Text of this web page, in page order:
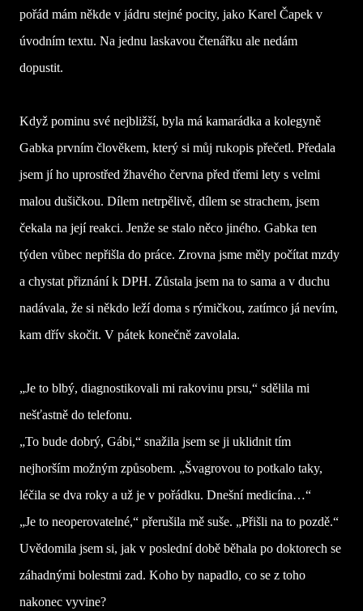
pořád mám někde v jádru stejné pocity, jako Karel Čapek v
úvodním textu. Na jednu laskavou čtenářku ale nedám
dopustit.
Když pominu své nejbližší, byla má kamarádka a kolegyně
Gabka prvním člověkem, který si můj rukopis přečetl. Předala
jsem jí ho uprostřed žhavého června před třemi lety s velmi
malou dušičkou. Dílem netrpělivě, dílem se strachem, jsem
čekala na její reakci. Jenže se stalo něco jiného. Gabka ten
týden vůbec nepřišla do práce. Zrovna jsme měly počítat mzdy
a chystat přiznání k DPH. Zůstala jsem na to sama a v duchu
nadávala, že si někdo leží doma s rýmičkou, zatímco já nevím,
kam dřív skočit. V pátek konečně zavolala.
„Je to blbý, diagnostikovali mi rakovinu prsu,“ sdělila mi
nešťastně do telefonu.
„To bude dobrý, Gábi,“ snažila jsem se ji uklidnit tím
nejhorším možným způsobem. „Švagrovou to potkalo taky,
léčila se dva roky a už je v pořádku. Dnešní medicína…“
„Je to neoperovatelné,“ přerušila mě suše. „Přišli na to pozdě.“
Uvědomila jsem si, jak v poslední době běhala po doktorech se
záhadnými bolestmi zad. Koho by napadlo, co se z toho
nakonec vyvine?